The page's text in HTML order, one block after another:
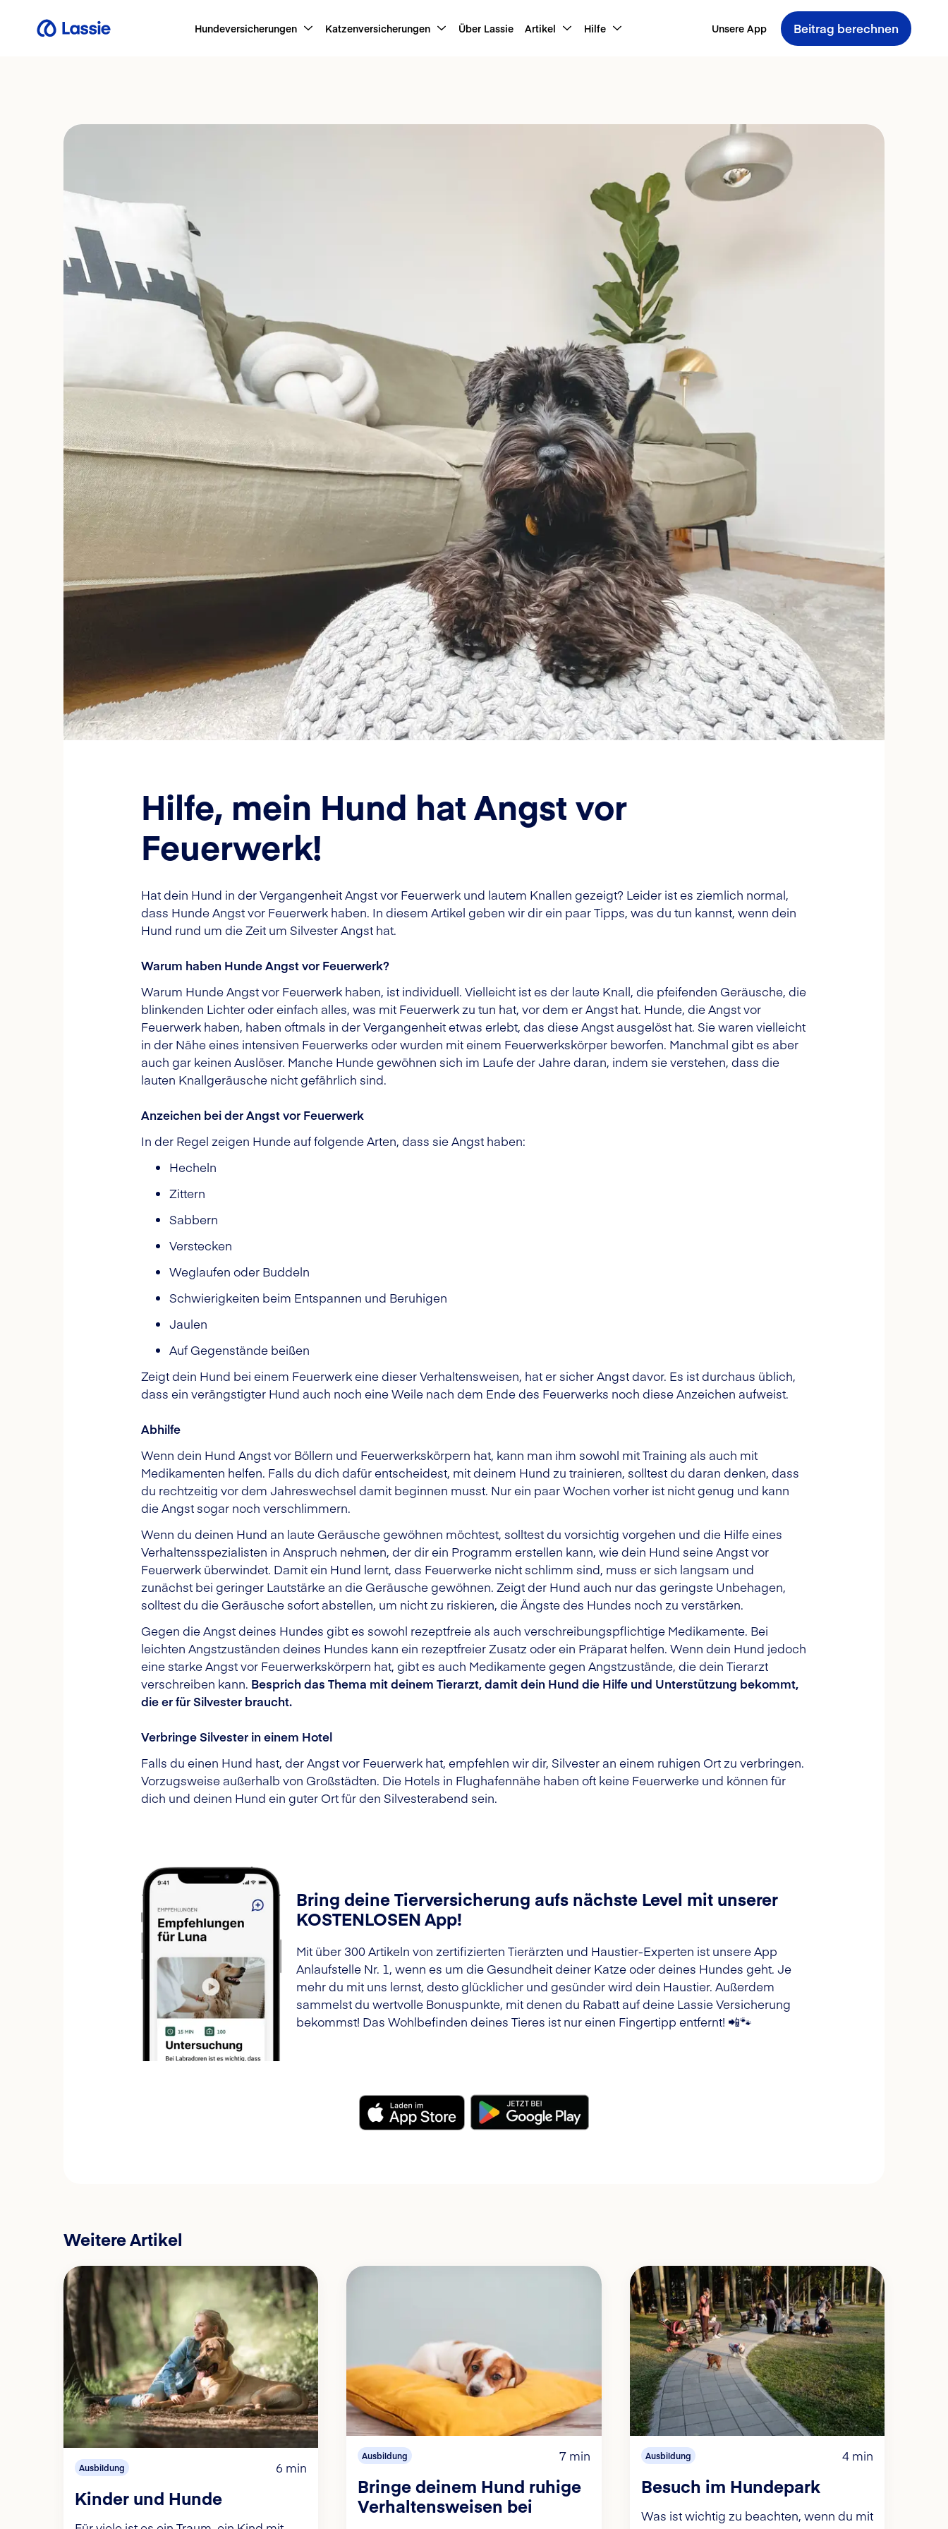
Hundeversicherungen Katzenversicherungen Über Lassie Artikel Hilfe Unsere App Beitrag berechnen
Hilfe, mein Hund hat Angst vor
Feuerwerk!
Hat dein Hund in der Vergangenheit Angst vor Feuerwerk und lautem Knallen gezeigt? Leider ist es ziemlich normal,
dass Hunde Angst vor Feuerwerk haben. In diesem Artikel geben wir dir ein paar Tipps, was du tun kannst, wenn dein
Hund rund um die Zeit um Silvester Angst hat.
Warum haben Hunde Angst vor Feuerwerk?
Warum Hunde Angst vor Feuerwerk haben, ist individuell. Vielleicht ist es der laute Knall, die pfeifenden Geräusche, die
blinkenden Lichter oder einfach alles, was mit Feuerwerk zu tun hat, vor dem er Angst hat. Hunde, die Angst vor
Feuerwerk haben, haben oftmals in der Vergangenheit etwas erlebt, das diese Angst ausgelöst hat. Sie waren vielleicht
in der Nähe eines intensiven Feuerwerks oder wurden mit einem Feuerwerkskörper beworfen. Manchmal gibt es aber
auch gar keinen Auslöser. Manche Hunde gewöhnen sich im Laufe der Jahre daran, indem sie verstehen, dass die
lauten Knallgeräusche nicht gefährlich sind.
Anzeichen bei der Angst vor Feuerwerk
In der Regel zeigen Hunde auf folgende Arten, dass sie Angst haben:
Hecheln
Zittern
Sabbern
Verstecken
Weglaufen oder Buddeln
Schwierigkeiten beim Entspannen und Beruhigen
Jaulen
Auf Gegenstände beißen
Zeigt dein Hund bei einem Feuerwerk eine dieser Verhaltensweisen, hat er sicher Angst davor. Es ist durchaus üblich,
dass ein verängstigter Hund auch noch eine Weile nach dem Ende des Feuerwerks noch diese Anzeichen aufweist.
Abhilfe
Wenn dein Hund Angst vor Böllern und Feuerwerkskörpern hat, kann man ihm sowohl mit Training als auch mit
Medikamenten helfen. Falls du dich dafür entscheidest, mit deinem Hund zu trainieren, solltest du daran denken, dass
du rechtzeitig vor dem Jahreswechsel damit beginnen musst. Nur ein paar Wochen vorher ist nicht genug und kann
die Angst sogar noch verschlimmern.
Wenn du deinen Hund an laute Geräusche gewöhnen möchtest, solltest du vorsichtig vorgehen und die Hilfe eines
Verhaltensspezialisten in Anspruch nehmen, der dir ein Programm erstellen kann, wie dein Hund seine Angst vor
Feuerwerk überwindet. Damit ein Hund lernt, dass Feuerwerke nicht schlimm sind, muss er sich langsam und
zunächst bei geringer Lautstärke an die Geräusche gewöhnen. Zeigt der Hund auch nur das geringste Unbehagen,
solltest du die Geräusche sofort abstellen, um nicht zu riskieren, die Ängste des Hundes noch zu verstärken.
Gegen die Angst deines Hundes gibt es sowohl rezeptfreie als auch verschreibungspflichtige Medikamente. Bei
leichten Angstzuständen deines Hundes kann ein rezeptfreier Zusatz oder ein Präparat helfen. Wenn dein Hund jedoch
eine starke Angst vor Feuerwerkskörpern hat, gibt es auch Medikamente gegen Angstzustände, die dein Tierarzt
verschreiben kann. Besprich das Thema mit deinem Tierarzt, damit dein Hund die Hilfe und Unterstützung bekommt,
die er für Silvester braucht.
Verbringe Silvester in einem Hotel
Falls du einen Hund hast, der Angst vor Feuerwerk hat, empfehlen wir dir, Silvester an einem ruhigen Ort zu verbringen.
Vorzugsweise außerhalb von Großstädten. Die Hotels in Flughafennähe haben oft keine Feuerwerke und können für
dich und deinen Hund ein guter Ort für den Silvesterabend sein.
Bring deine Tierversicherung aufs nächste Level mit unserer
KOSTENLOSEN App!
Mit über 300 Artikeln von zertifizierten Tierärzten und Haustier-Experten ist unsere App
Anlaufstelle Nr. 1, wenn es um die Gesundheit deiner Katze oder deines Hundes geht. Je
mehr du mit uns lernst, desto glücklicher und gesünder wird dein Haustier. Außerdem
sammelst du wertvolle Bonuspunkte, mit denen du Rabatt auf deine Lassie Versicherung
bekommst! Das Wohlbefinden deines Tieres ist nur einen Fingertipp entfernt! 📲🐾
Weitere Artikel
Ausbildung 6 min
Kinder und Hunde
Ausbildung 7 min
Bringe deinem Hund ruhige
Verhaltensweisen bei
Ausbildung 4 min
Besuch im Hundepark
Was ist wichtig zu beachten, wenn du mit